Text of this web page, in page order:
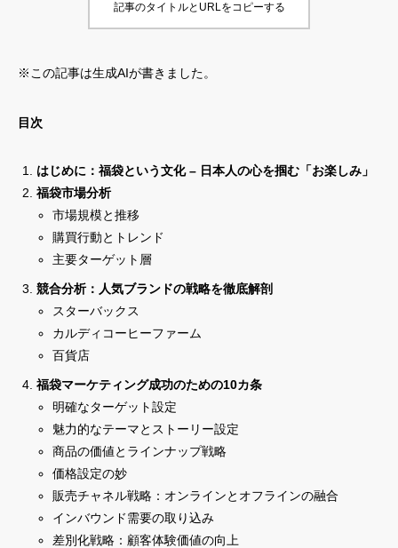
記事のタイトルとURLをコピーする
※この記事は生成AIが書きました。
目次
はじめに：福袋という文化 – 日本人の心を掴む「お楽しみ」
福袋市場分析
市場規模と推移
購買行動とトレンド
主要ターゲット層
競合分析：人気ブランドの戦略を徹底解剖
スターバックス
カルディコーヒーファーム
百貨店
福袋マーケティング成功のための10カ条
明確なターゲット設定
魅力的なテーマとストーリー設定
商品の価値とラインナップ戦略
価格設定の妙
販売チャネル戦略：オンラインとオフラインの融合
インバウンド需要の取り込み
差別化戦略：顧客体験価値の向上
利用規約
運営会社